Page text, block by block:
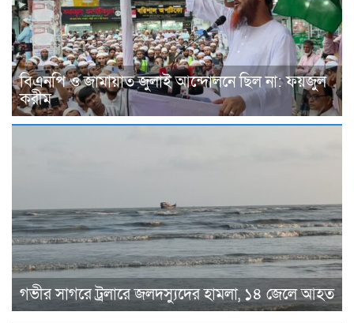
বিএনপি ও জামায়াত জুলাই আন্দোলনে ছিল না: ফয়জুল
করীম
গভীর সাগরে ট্রলারে জলদস্যুদের হামলা, ১৪ জেলে আহত